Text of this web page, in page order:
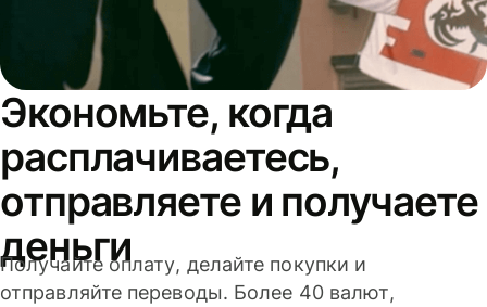
Экономьте, когда
расплачиваетесь,
отправляете и получаете
деньги
Получайте оплату, делайте покупки и
отправляйте переводы. Более 40 валют,